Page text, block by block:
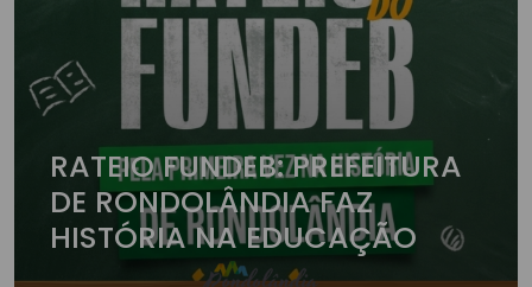
RATEIO FUNDEB: PREFEITURA
DE RONDOLÂNDIA FAZ
HISTÓRIA NA EDUCAÇÃO